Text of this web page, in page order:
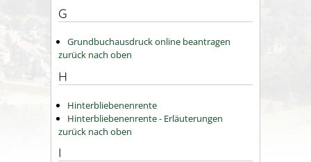
G
Grundbuchausdruck online beantragen
zurück nach oben
H
Hinterbliebenenrente
Hinterbliebenenrente - Erläuterungen
zurück nach oben
I